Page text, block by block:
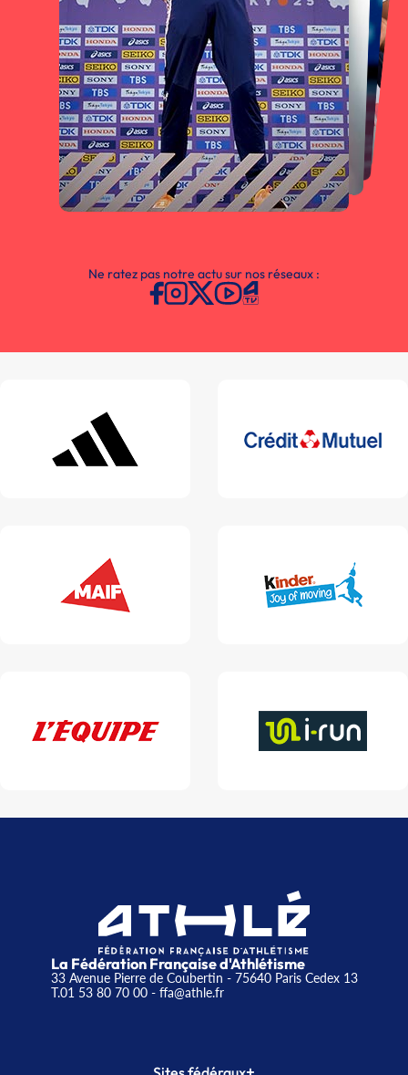
Ne ratez pas notre actu sur nos réseaux :
La Fédération Française d'Athlétisme
33 Avenue Pierre de Coubertin - 75640 Paris Cedex 13
T.01 53 80 70 00- ffa@athle.fr